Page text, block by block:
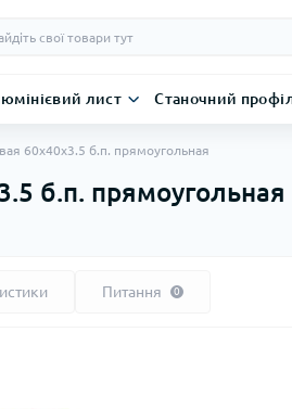
лист Станочний
60х40х3.5 б.п. прямоугольная
б.п. прямоугольная
Питання 0